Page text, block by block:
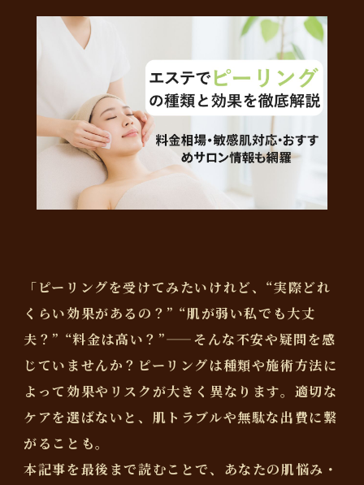
「ピーリングを受けてみたいけれど、“実際どれ
くらい効果があるの？” “肌が弱い私でも大丈
夫？” “料金は高い？”――そんな不安や疑問を感
じていませんか？ピーリングは種類や施術方法に
よって効果やリスクが大きく異なります。 適切な
ケアを選ばないと、肌トラブルや無駄な出費に繋
がることも。
本記事を最後まで読むことで、あなたの肌悩み・